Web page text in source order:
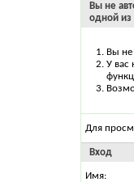
Вы не
одной из
Вы не
У вас
Для
Вход
Имя: